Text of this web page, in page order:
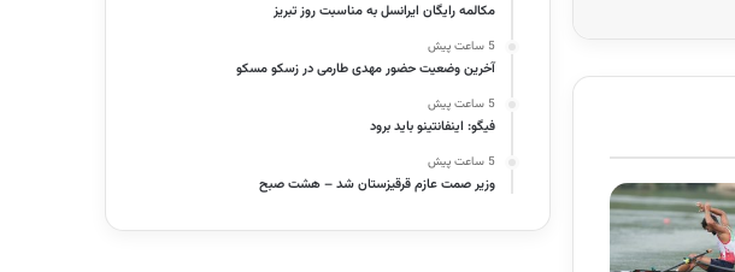
مکالمه رایگان ایرانسل به مناسبت روز تبریز
5 ساعت پیش
آخرین وضعیت حضور مهدی طارمی در زسکو مسکو
5 ساعت پیش
فیگو: اینفانتینو باید برود
5 ساعت پیش
وزیر صمت عازم قرقیزستان شد – هشت صبح